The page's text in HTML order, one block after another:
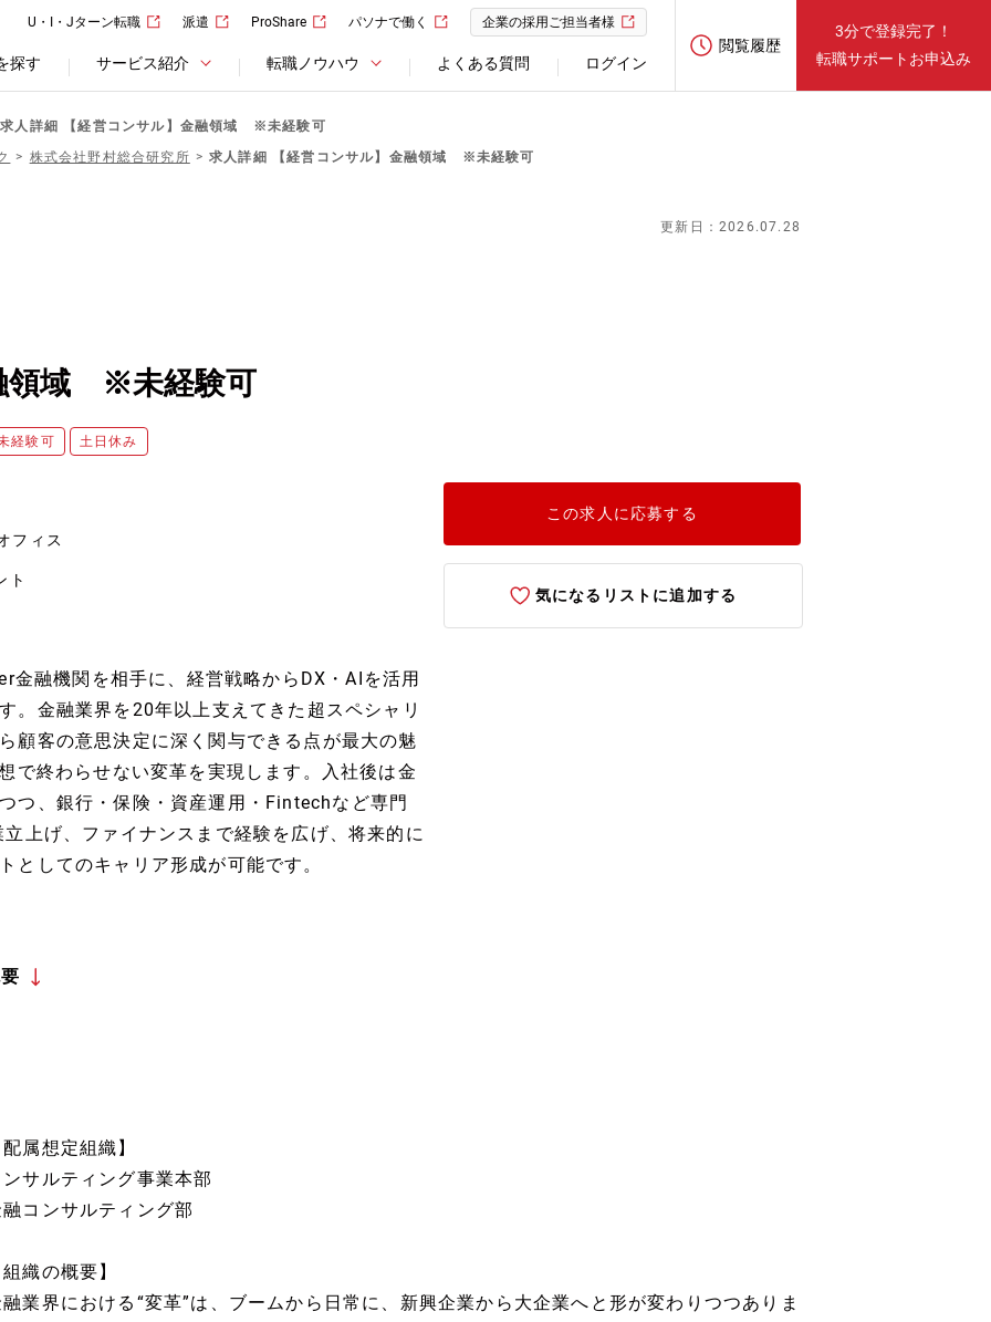
U・I・Jターン転職 派遣 ProShare パソナで働く 企業の採用ご担当者様
探す サービス紹介 転職ノウハウ よくある質問 ログイン
閲覧履歴
3分で登録完了！
転職サポートお申込み
求人詳細 【経営コンサル】金融領域 ※未経験可
株式会社野村総合研究所 求人詳細 【経営コンサル】金融領域 ※未経験可
更新日：2026.07.28
領域 ※未経験可
経験可 土日休み
フィス
ト
金融機関を相手に、経営戦略からDX・AIを活用
。金融業界を20年以上支えてきた超スペシャリ
顧客の意思決定に深く関与できる点が最大の魅
で終わらせない変革を実現します。入社後は金
つ、銀行・保険・資産運用・Fintechなど専門
上げ、ファイナンスまで経験を広げ、将来的に
としてのキャリア形成が可能です。
この求人に応募する
気になるリストに追加する
属想定組織】
サルティング事業本部
コンサルティング部
織の概要】
業界における“変革”は、ブームから日常に、新興企業から大企業へと形が変わりつつありま